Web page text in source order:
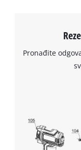
Pronađite